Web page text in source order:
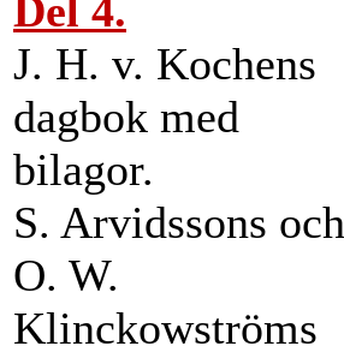
Del 4.
J. H. v. Kochens
dagbok med
bilagor.
S. Arvidssons och
O. W.
Klinckowströms